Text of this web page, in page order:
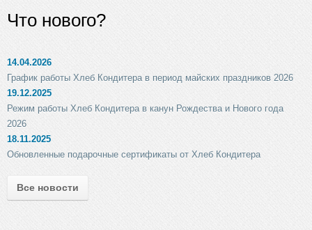
Что нового?
14.04.2026
График работы Хлеб Кондитера в период майских праздников 2026
19.12.2025
Режим работы Хлеб Кондитера в канун Рождества и Нового года
2026
18.11.2025
Обновленные подарочные сертификаты от Хлеб Кондитера
Все новости